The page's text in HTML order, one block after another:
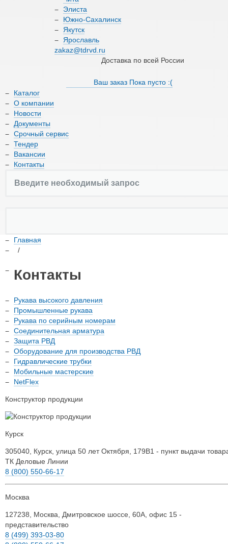
О компании
Документы
Тендер
Вакансии
Контакты
8 (800) 550-66-17
Доставка по всей России
Элиста
Южно-Сахалинск
Якутск
Ярославль
zakaz@tdrvd.ru
Доставка по всей России
Ваш заказ Пока пусто :(
Каталог
О компании
Новости
Документы
Срочный сервис
Тендер
Вакансии
Контакты
Главная
/
Контакты
Рукава высокого давления
Промышленные рукава
Рукава по серийным номерам
Соединительная арматура
Защита РВД
Оборудование для производства РВД
Гидравлические трубки
Мобильные мастерские
NetFlex
Конструктор продукции
Курск
305040 Курск улица 50 лет Октября, 179В1 - пункт выдачи
ТК Деловые Линии
8 (800) 550-66-17
Москва
127238 Москва
Дмитровское шоссе, 60А, офис 15 -
представительство
8 (499) 393-03-80